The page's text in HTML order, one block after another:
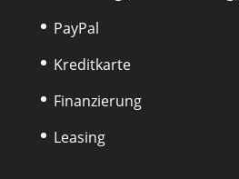
PayPal
Kreditkarte
Finanzierung
Leasing